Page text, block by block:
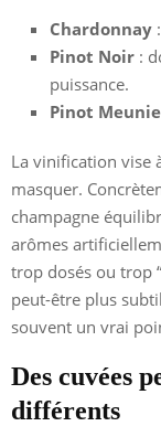
Chardonnay
Pinot Noir :
puissance.
Pinot
La vinification vise
masquer.
champagne
arômes
trop dosés ou trop
peut-être plus
souvent un vrai
Des cuvées
différents